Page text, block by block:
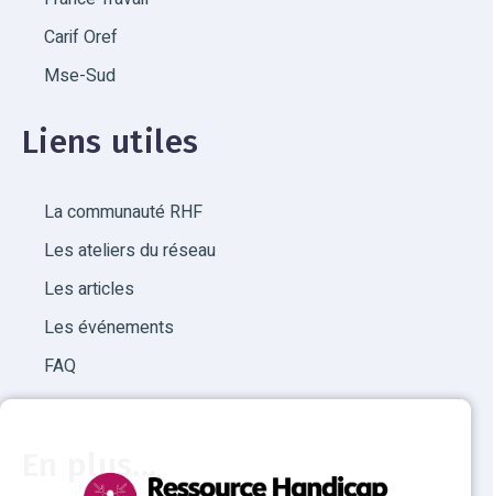
Carif Oref
Mse-Sud
Liens utiles
La communauté RHF
Les ateliers du réseau
Les articles
Les événements
FAQ
En plus...